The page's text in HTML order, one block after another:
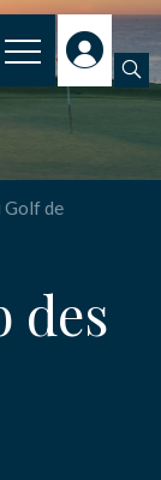
Golf de
des
5”